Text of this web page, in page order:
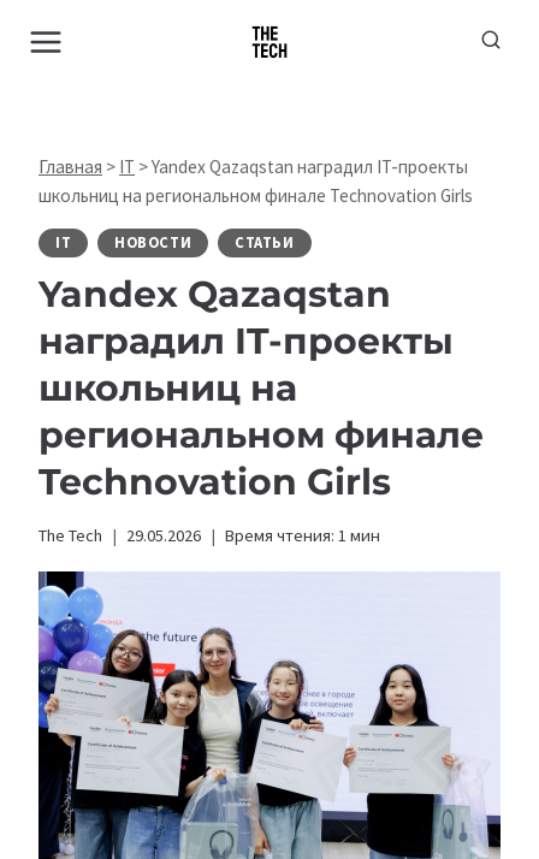
Главная > IT >Yandex Qazaqstan наградил IT-проекты
школьниц на региональном финале Technovation Girls
IT НОВОСТИ СТАТЬИ
Yandex Qazaqstan
наградил IT-проекты
школьниц на
региональном финале
Technovation Girls
The Tech 29.05.2026 Время чтения: 1 мин